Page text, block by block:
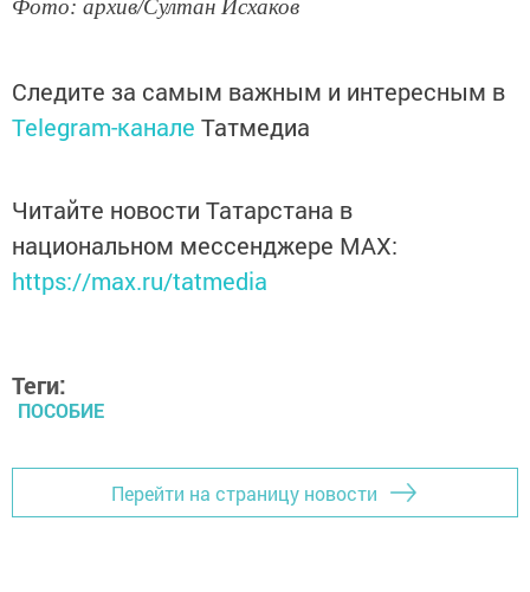
Фото: архив/Султан Исхаков
Следите за самым важным и интересным в
Telegram-канале Татмедиа
Читайте новости Татарстана в
национальном мессенджере MАХ:
https://max.ru/tatmedia
Теги:
ПОСОБИЕ
Перейти на страницу новости